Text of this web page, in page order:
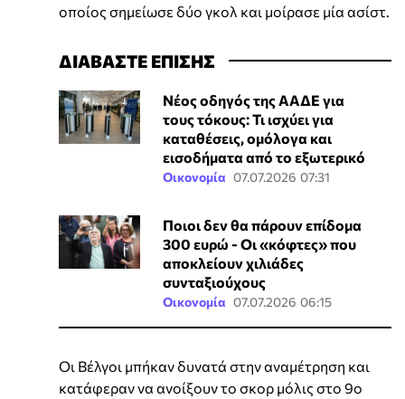
οποίος σημείωσε δύο γκολ και μοίρασε μία ασίστ.
ΔΙΑΒΑΣΤΕ ΕΠΙΣΗΣ
Νέος οδηγός της ΑΑΔΕ για
τους τόκους: Τι ισχύει για
καταθέσεις, ομόλογα και
εισοδήματα από το εξωτερικό
Οικονομία 07.07.2026 07:31
Ποιοι δεν θα πάρουν επίδομα
300 ευρώ - Οι «κόφτες» που
αποκλείουν χιλιάδες
συνταξιούχους
Οικονομία 07.07.2026 06:15
Οι Βέλγοι μπήκαν δυνατά στην αναμέτρηση και
κατάφεραν να ανοίξουν το σκορ μόλις στο 9ο